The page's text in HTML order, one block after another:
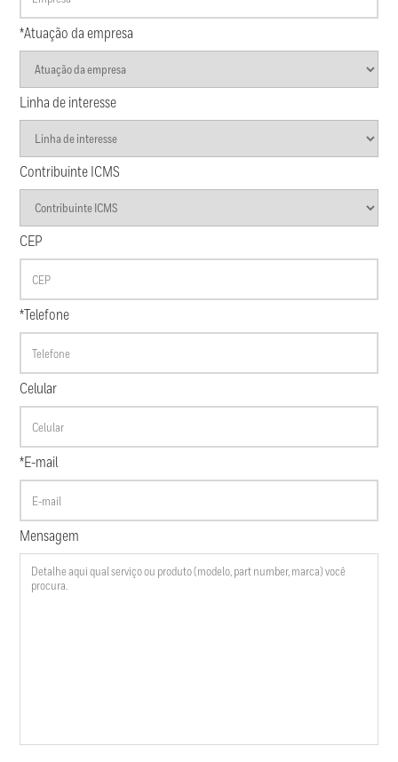
*Atuação da empresa
Linha de interesse
Contribuinte ICMS
CEP
*Telefone
Celular
*E-mail
Mensagem